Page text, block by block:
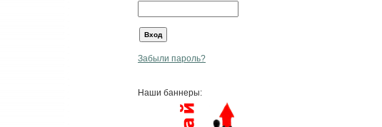
Забыли пароль?
Наши баннеры: